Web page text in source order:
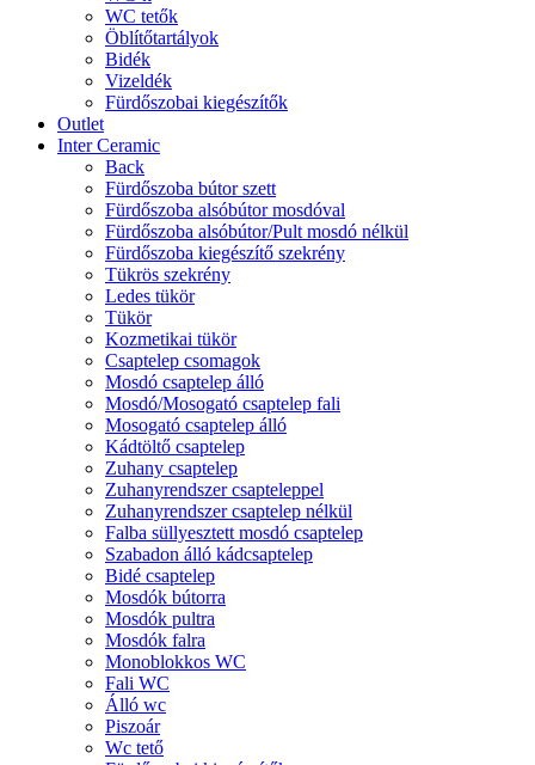
WC tetők
Öblítőtartályok
Bidék
Vizeldék
Fürdőszobai kiegészítők
Outlet
Inter Ceramic
Back
Fürdőszoba bútor szett
Fürdőszoba alsóbútor mosdóval
Fürdőszoba alsóbútor/Pult mosdó nélkül
Fürdőszoba kiegészítő szekrény
Tükrös szekrény
Ledes tükör
Tükör
Kozmetikai tükör
Csaptelep csomagok
Mosdó csaptelep álló
Mosdó/Mosogató csaptelep fali
Mosogató csaptelep álló
Kádtöltő csaptelep
Zuhany csaptelep
Zuhanyrendszer csapteleppel
Zuhanyrendszer csaptelep nélkül
Falba süllyesztett mosdó csaptelep
Szabadon álló kádcsaptelep
Bidé csaptelep
Mosdók bútorra
Mosdók pultra
Mosdók falra
Monoblokkos WC
Fali WC
Álló wc
Piszoár
Wc tető